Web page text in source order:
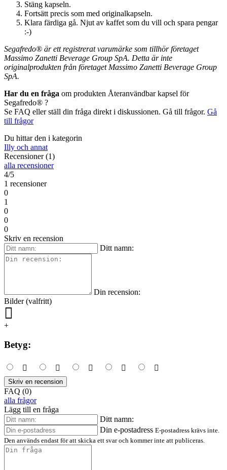
Stäng kapseln.
Fortsätt precis som med originalkapseln.
Klara färdiga gå. Njut av kaffet som du vill och spara pengar
:-)
Segafredo® är ett registrerat varumärke som tillhör företaget
Massimo Zanetti Beverage Group SpA. Detta är inte
originalprodukten från företaget Massimo Zanetti Beverage Group
SpA.
Har du en fråga om produkten Återanvändbar kapsel för
Segafredo® ?
Se FAQ eller ställ din fråga direkt i diskussionen. Gå till frågor. Gå
till frågor
Du hittar den i kategorin
Illy och annat
Recensioner (1)
alla recensioner
4/5
1 recensioner
0
1
0
0
0
Skriv en recension
Ditt namn:
Din recension:
Bilder (valfritt)
+
Betyg:
Skriv en recension
FAQ (0)
alla frågor
Lägg till en fråga
Ditt namn:
Din e-postadress E-postadress krävs inte.
Den används endast för att skicka ett svar och kommer inte att publiceras.